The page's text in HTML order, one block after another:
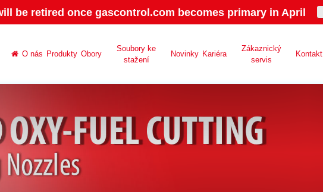
be retired once gascontrol.com becomes primary in April
O nás Produkty Obory
Soubory ke
stažení
Novinky Kariéra
Zákaznický
servis
Kontakt